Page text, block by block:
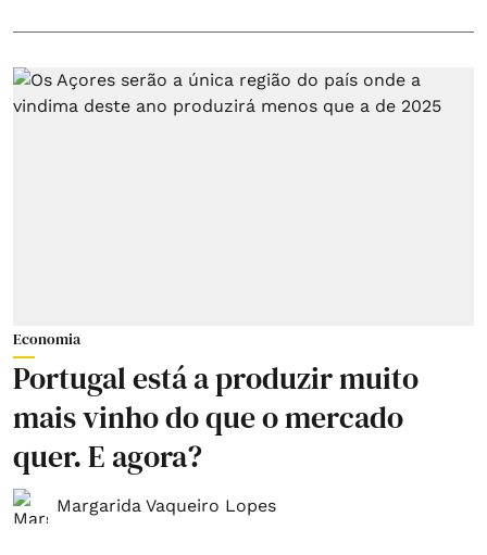
Economia
Portugal está a produzir muito
mais vinho do que o mercado
quer. E agora?
Margarida Vaqueiro Lopes